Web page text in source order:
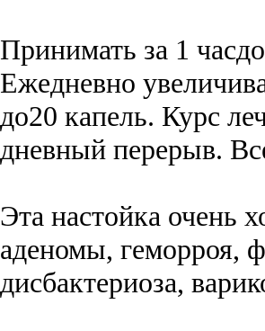
Принимать за 1
Ежедневно
до20 капель. Курс
дневный перерыв.
Эта настойка очень
аденомы, геморроя,
дисбактериоза,